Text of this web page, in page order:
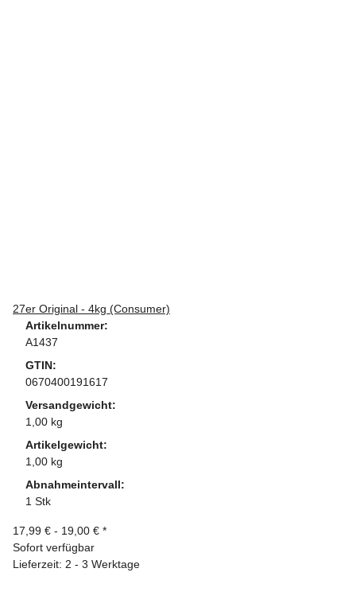
27er Original - 4kg (Consumer)
Artikelnummer:
A1437
GTIN:
0670400191617
Versandgewicht:
1,00 kg
Artikelgewicht:
1,00 kg
Abnahmeintervall:
1 Stk
17,99 € - 19,00 € *
Sofort verfügbar
Lieferzeit: 2 - 3 Werktage